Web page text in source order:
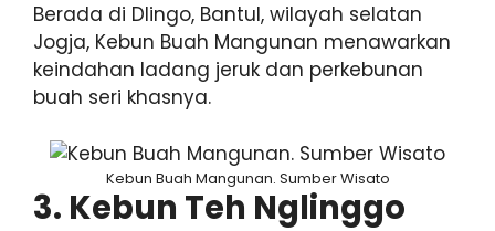
Berada di Dlingo, Bantul, wilayah selatan
Jogja, Kebun Buah Mangunan menawarkan
keindahan ladang jeruk dan perkebunan
buah seri khasnya.
Kebun Buah Mangunan. Sumber Wisato
3. Kebun Teh Nglinggo